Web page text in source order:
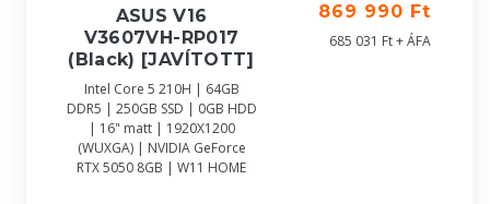
ASUS V16
V3607VH-RP017
(Black) [JAVÍTOTT]
Intel Core 5 210H | 64GB
DDR5 | 250GB SSD | 0GB HDD
| 16" matt | 1920X1200
(WUXGA) | NVIDIA GeForce
RTX 5050 8GB | W11 HOME
869 990 Ft
685 031 Ft + ÁFA